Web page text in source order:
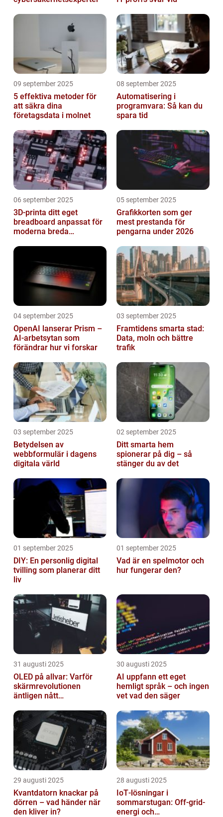
09 september 2025
5 effektiva metoder för
att säkra dina
företagsdata i molnet
08 september 2025
Automatisering i
programvara: Så kan du
spara tid
06 september 2025
3D-printa ditt eget
breadboard anpassat för
moderna breda
05 september 2025
Grafikkorten som ger
mest prestanda för
pengarna under 2026
04 september 2025
OpenAI lanserar Prism –
AI-arbetsytan som
förändrar hur vi forskar
03 september 2025
Framtidens smarta stad:
Data, moln och bättre
trafik
03 september 2025
Betydelsen av
webbformulär i dagens
digitala värld
02 september 2025
Ditt smarta hem
spionerar på dig – så
stänger du av det
01 september 2025
DIY: En personlig digital
tvilling som planerar ditt
liv
01 september 2025
Vad är en spelmotor och
hur fungerar den?
31 augusti 2025
OLED på allvar: Varför
skärmrevolutionen
äntligen nått
30 augusti 2025
AI uppfann ett eget
hemligt språk – och ingen
vet vad den säger
29 augusti 2025
Kvantdatorn knackar på
dörren – vad händer när
den kliver in?
28 augusti 2025
IoT‑lösningar i
sommarstugan: Off‑grid-
energi och